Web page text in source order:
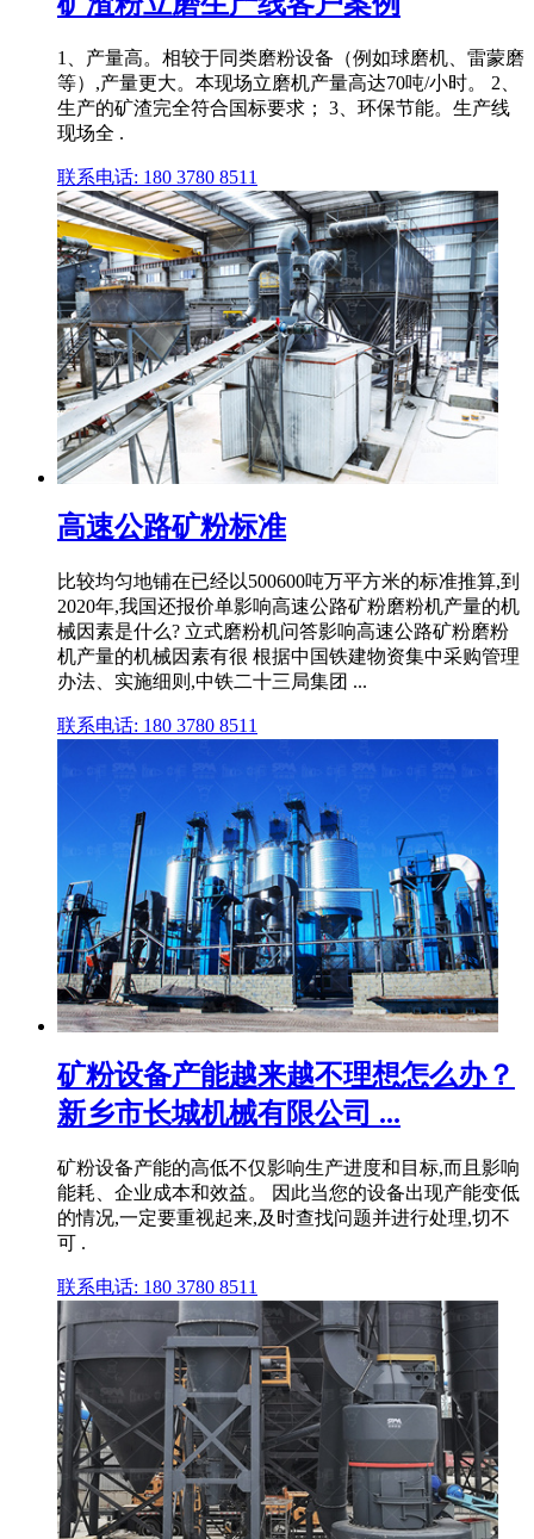
1、产量高。相较于同类磨粉设备（例如球磨机、雷蒙磨
等）,产量更大。本现场立磨机产量高达70吨/小时。 2、
生产的矿渣完全符合国标要求； 3、环保节能。生产线
现场全 .
联系电话: 180 3780 8511
高速公路矿粉标准
比较均匀地铺在已经以500600吨万平方米的标准推算,到
2020年,我国还报价单影响高速公路矿粉磨粉机产量的机
械因素是什么? 立式磨粉机问答影响高速公路矿粉磨粉
机产量的机械因素有很 根据中国铁建物资集中采购管理
办法、实施细则,中铁二十三局集团 ...
联系电话: 180 3780 8511
矿粉设备产能越来越不理想怎么办？
新乡市长城机械有限公司 ...
矿粉设备产能的高低不仅影响生产进度和目标,而且影响
能耗、企业成本和效益。 因此当您的设备出现产能变低
的情况,一定要重视起来,及时查找问题并进行处理,切不
可 .
联系电话: 180 3780 8511